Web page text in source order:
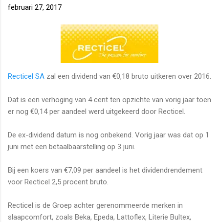
februari 27, 2017
Recticel SA zal een dividend van €0,18 bruto uitkeren over 2016.
Dat is een verhoging van 4 cent ten opzichte van vorig jaar toen
er nog €0,14 per aandeel werd uitgekeerd door Recticel.
De ex-dividend datum is nog onbekend. Vorig jaar was dat op 1
juni met een betaalbaarstelling op 3 juni.
Bij een koers van €7,09 per aandeel is het dividendrendement
voor Recticel 2,5 procent bruto.
Recticel is de Groep achter gerenommeerde merken in
slaapcomfort, zoals Beka, Epeda, Lattoflex, Literie Bultex,